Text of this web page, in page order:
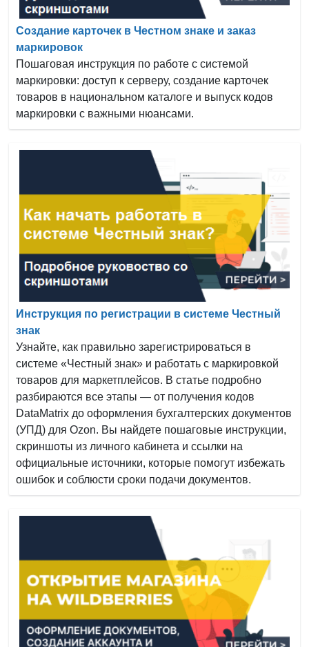
Создание карточек в Честном знаке и заказ
маркировок
Пошаговая инструкция по работе с системой
маркировки: доступ к серверу, создание карточек
товаров в национальном каталоге и выпуск кодов
маркировки с важными нюансами.
Инструкция по регистрации в системе Честный
знак
Узнайте, как правильно зарегистрироваться в
системе «Честный знак» и работать с маркировкой
товаров для маркетплейсов. В статье подробно
разбираются все этапы — от получения кодов
DataMatrix до оформления бухгалтерских документов
(УПД) для Ozon. Вы найдете пошаговые инструкции,
скриншоты из личного кабинета и ссылки на
официальные источники, которые помогут избежать
ошибок и соблюсти сроки подачи документов.